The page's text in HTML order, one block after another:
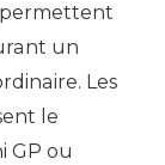
permettent
un
Les
le
GP ou